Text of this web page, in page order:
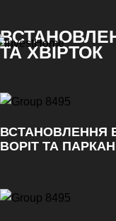
ТА ХВІРТОК
ВСТАНОВЛЕННЯ
ВОРІТ ТА